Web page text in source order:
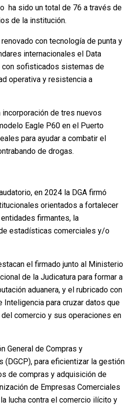
ha sido un total de 76 a través de
de la institución.
con tecnología de punta y
internacionales el Data
con sofisticados sistemas de
operativa y resistencia a
de tres nuevos
Eagle P60 en el Puerto
para ayudar a combatir el
de drogas.
en 2024 la DGA firmó
orientados a fortalecer
firmantes, la
estadísticas comerciales y/o
el firmado junto al Ministerio
de la Judicatura para formar a
aduanera, y el rubricado con
Inteligencia para cruzar datos que
comercio y sus operaciones en
General de Compras y
(DGCP), para eficientizar la gestión
de compras y adquisición de
de Empresas Comerciales
lucha contra el comercio ilícito y